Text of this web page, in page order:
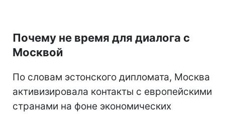
Почему не время для диалога с
Москвой
По словам эстонского дипломата, Москва
активизировала контакты с европейскими
странами на фоне экономических